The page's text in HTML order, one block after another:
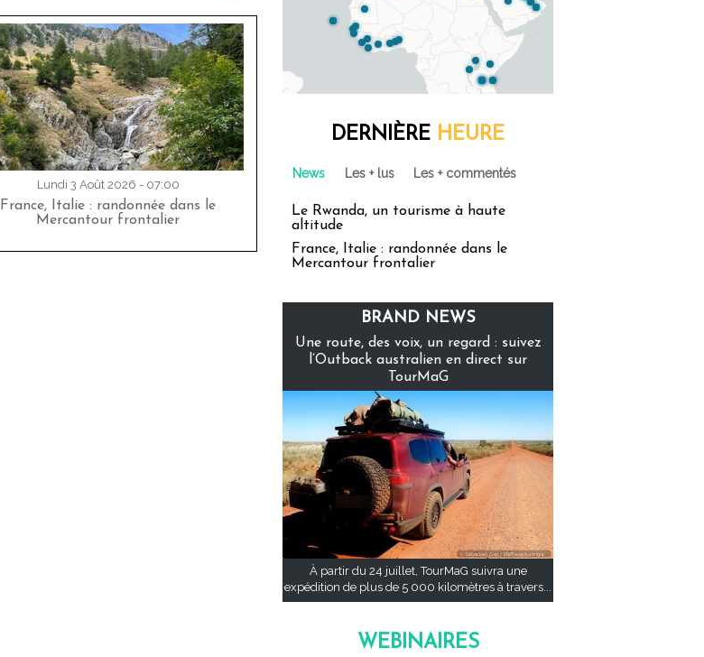
Lundi 3 Août 2026 - 07:00
France, Italie : randonnée dans le
Mercantour frontalier
DERNIÈRE HEURE
News Les + lus Les + commentés
Le Rwanda, un tourisme à haute
altitude
France, Italie : randonnée dans le
Mercantour frontalier
BRAND NEWS
Une route, des voix, un regard : suivez
l’Outback australien en direct sur
TourMaG
À partir du 24 juillet, TourMaG suivra une
expédition de plus de 5 000 kilomètres à travers...
WEBINAIRES